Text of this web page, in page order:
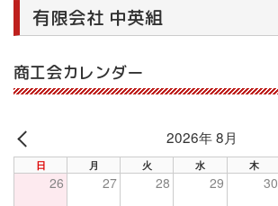
有限会社 中英組
商工会カレンダー
PREV
2026年 8月
日 月 火 水 木
26 27 28 29 30